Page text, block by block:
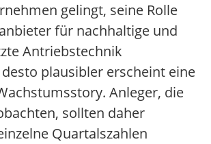
gelingt, seine Rolle
für nachhaltige und
Antriebstechnik
plausibler erscheint eine
Anleger, die
sollten daher
Quartalszahlen